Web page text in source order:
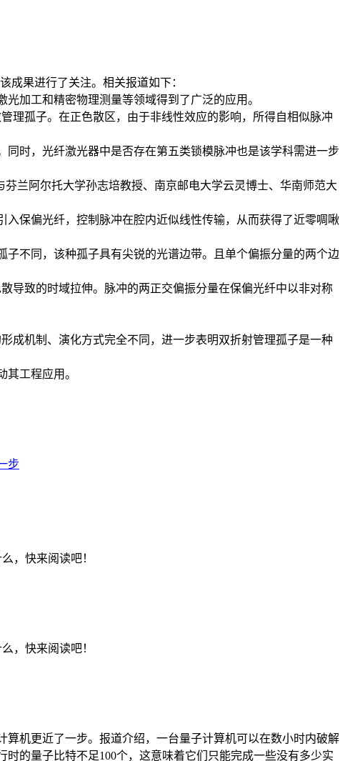
成果进行了关注。相关报道如下：
加工和精密物理测量等领域得到了广泛的应用。
理孤子。在正色散区，由于非线性效应的影响，所得自相似脉冲
时，光纤激光器中是否存在第五类锁模脉冲也是该学科需进一步
芬兰阿尔托大学孙志培教授、南京邮电大学云灵博士、华南师范大
保偏光纤，控制脉冲在腔内近似线性传输，从而获得了近零啁啾
不同，该种孤子具有尖锐的光谱边带。且单个偏振分量的两个边
导致的时域拉伸。脉冲的两正交偏振分量在保偏光纤中以非对称
成机制、演化方式完全不同，进一步表明双折射管理孤子是一种
工程应用。
步
，快来阅读吧！
，快来阅读吧！
机更近了一步。报道介绍，一台量子计算机可以在数小时内破解
的量子比特不足100个，这意味着它们只能完成一些没有多少实